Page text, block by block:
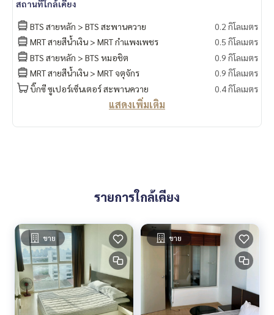
สถานที่ใกล้เคียง
BTS สายหลัก > BTS สะพานควาย
0.2 กิโลเมตร
MRT สายสีน้ำเงิน > MRT กำแพงเพชร
0.5 กิโลเมตร
BTS สายหลัก > BTS หมอชิต
0.9 กิโลเมตร
MRT สายสีน้ำเงิน > MRT จตุจักร
0.9 กิโลเมตร
บิ๊กซี ซูเปอร์เซ็นเตอร์ สะพานควาย
0.4 กิโลเมตร
แสดงเพิ่มเติม
รายการใกล้เคียง
ขาย ขาย